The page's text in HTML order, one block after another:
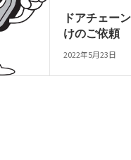
ドアチェー
けのご依頼
2022年5月23日